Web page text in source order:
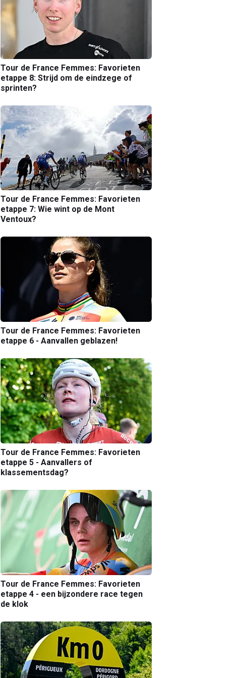
Tour de France Femmes: Favorieten
etappe 8: Strijd om de eindzege of
sprinten?
Tour de France Femmes: Favorieten
etappe 7: Wie wint op de Mont
Ventoux?
Tour de France Femmes: Favorieten
etappe 6 - Aanvallen geblazen!
Tour de France Femmes: Favorieten
etappe 5 - Aanvallers of
klassementsdag?
Tour de France Femmes: Favorieten
etappe 4 - een bijzondere race tegen
de klok